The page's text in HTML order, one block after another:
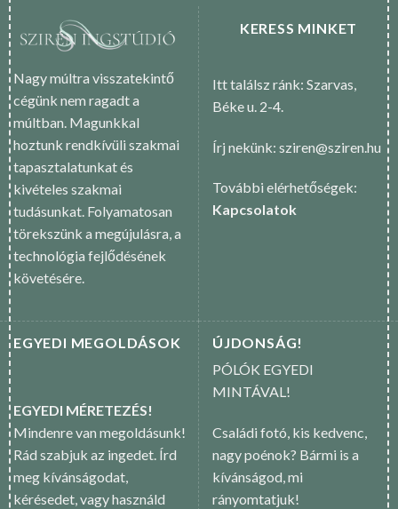
Nagy múltra visszatekintő
cégünk nem ragadt a
múltban. Magunkkal
hoztunk rendkívüli szakmai
tapasztalatunkat és
kivételes szakmai
tudásunkat. Folyamatosan
törekszünk a megújulásra, a
technológia fejlődésének
követésére.
KERESS MINKET
Itt találsz ránk: Szarvas,
Béke u. 2-4.
Írj nekünk: sziren@sziren.hu
További elérhetőségek:
Kapcsolatok
EGYEDI MEGOLDÁSOK
EGYEDI MÉRETEZÉS!
Mindenre van megoldásunk!
Rád szabjuk az ingedet. Írd
meg kívánságodat,
kérésedet, vagy használd
ÚJDONSÁG!
PÓLÓK EGYEDI
MINTÁVAL!
Családi fotó, kis kedvenc,
nagy poénok? Bármi is a
kívánságod, mi
rányomtatjuk!